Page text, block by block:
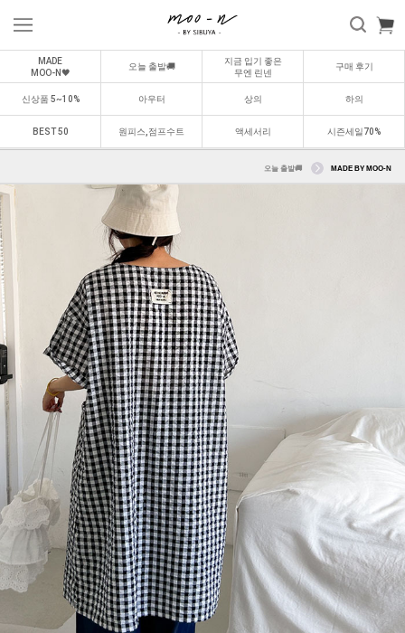
MADE
MOO-N🖤
오늘 출발🚚
지금 입기 좋은
무엔 린넨
구매 후기
신상품 5~10% 아우터 상의 하의
BEST 50 원피스,점프수트 액세서리 시즌세일70%
오늘 출발🚚 MADE BY MOO-N